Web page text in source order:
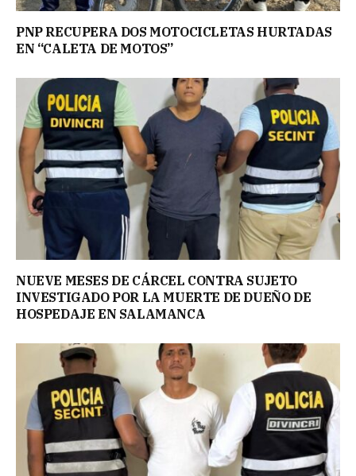
PNP RECUPERA DOS MOTOCICLETAS HURTADAS
EN “CALETA DE MOTOS”
NUEVE MESES DE CÁRCEL CONTRA SUJETO
INVESTIGADO POR LA MUERTE DE DUEÑO DE
HOSPEDAJE EN SALAMANCA